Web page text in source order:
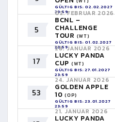
GÜLTIG BIS: 02.02.2027
23:59
5
02. FEBRUAR 2026
BCNL –
CHALLENGE
TOUR (WT)
GÜLTIG BIS: 01.02.2027
23:59
17
28. JANUAR 2026
LUCKY PANDA
CUP (WT)
GÜLTIG BIS: 27.01.2027
23:59
53
24. JANUAR 2026
GOLDEN APPLE
10(OP)
GÜLTIG BIS: 23.01.2027
23:59
21. JANUAR 2026
LUCKY PANDA